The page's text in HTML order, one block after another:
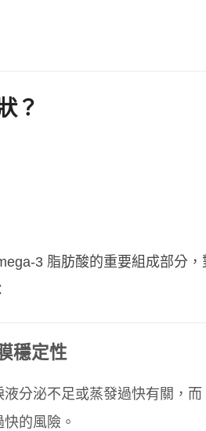
？
3 脂肪酸的重要組成部分
穩定性
液分泌不足或蒸發過快有關，
的風險。